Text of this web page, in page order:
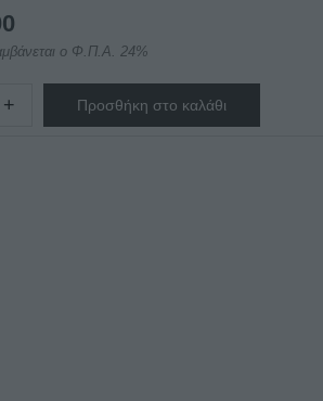
ο Φ.Π.Α. 24%
+ Προσθήκη στο καλάθι